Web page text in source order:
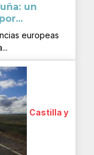
un
europeas
Castilla y